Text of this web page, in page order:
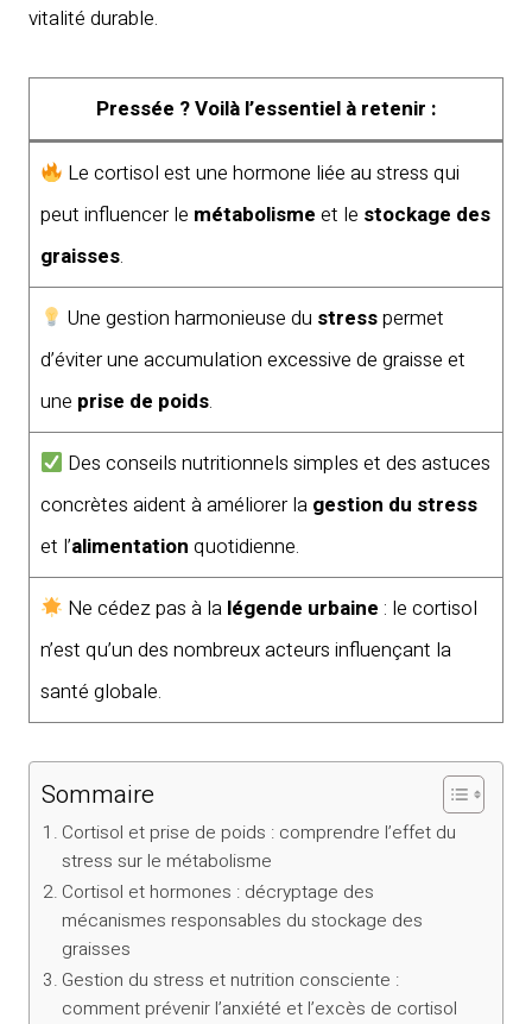
vitalité durable.
Pressée ? Voilà l’essentiel à retenir :
Le cortisol est une hormone liée au stress qui
peut influencer le métabolisme et le stockage des
graisses.
Une gestion harmonieuse du stresspermet
d’éviter une accumulation excessive de graisse et
une prise de poids.
Des conseils nutritionnels simples et des astuces
concrètes aident à améliorer la gestion du stress
et l’alimentation quotidienne.
Ne cédez pas à la légende urbaine : le cortisol
n’est qu’un des nombreux acteurs influençant la
santé globale.
Sommaire
Cortisol et prise de poids : comprendre l’effet du
stress sur le métabolisme
Cortisol et hormones : décryptage des
mécanismes responsables du stockage des
graisses
Gestion du stress et nutrition consciente :
comment prévenir l’anxiété et l’excès de cortisol